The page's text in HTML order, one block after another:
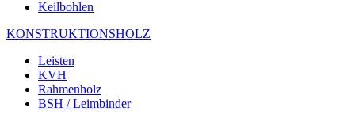
Keilbohlen
KONSTRUKTIONSHOLZ
Leisten
KVH
Rahmenholz
BSH / Leimbinder